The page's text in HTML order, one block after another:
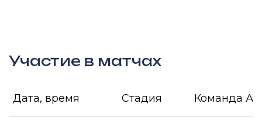
Участие в матчах
Дата, время Стадия Команда А